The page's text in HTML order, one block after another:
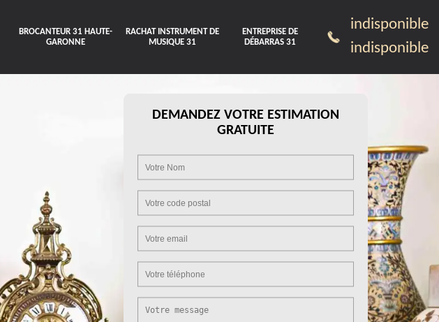
BROCANTEUR 31 HAUTE-
GARONNE
RACHAT INSTRUMENT DE
MUSIQUE 31
ENTREPRISE DE
DÉBARRAS 31
indisponible
indisponible
DEMANDEZ VOTRE ESTIMATION
GRATUITE